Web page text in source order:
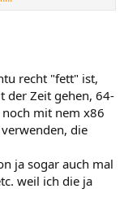
Distro und Spielen
Wirklich toll, dass du
recht "fett" ist,
der Zeit gehen, 64-
mit nem x86
die
ja sogar auch mal
weil ich die ja